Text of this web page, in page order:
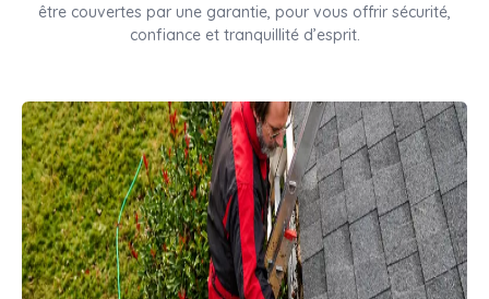
être couvertes par une garantie, pour vous offrir sécurité,
confiance et tranquillité d’esprit.